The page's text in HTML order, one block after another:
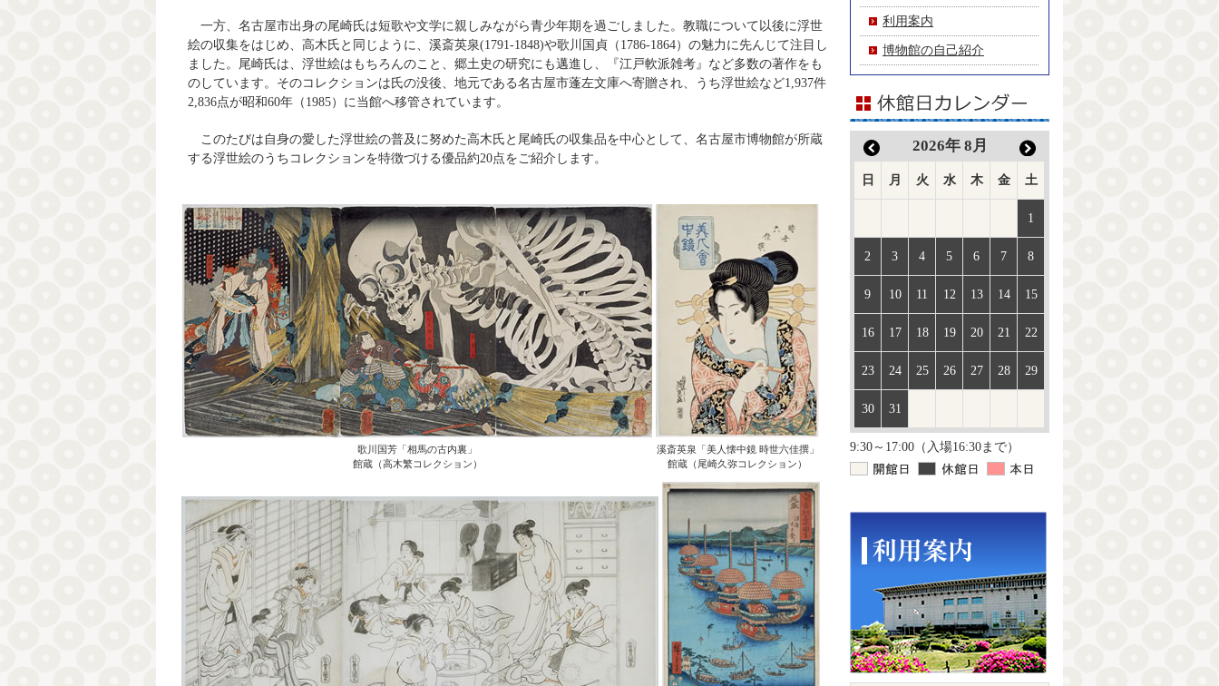
一方、名古屋市出身の尾崎氏は短歌や文学に親しみながら青少年期を過ごしました。教職について以後に浮世
絵の収集をはじめ、高木氏と同じように、溪斎英泉(1791-1848)や歌川国貞（1786-1864）の魅力に先んじて注目し
ました。尾崎氏は、浮世絵はもちろんのこと、郷土史の研究にも邁進し、『江戸軟派雑考』など多数の著作をも
のしています。そのコレクションは氏の没後、地元である名古屋市蓬左文庫へ寄贈され、うち浮世絵など1,937件
2,836点が昭和60年（1985）に当館へ移管されています。
このたびは自身の愛した浮世絵の普及に努めた高木氏と尾崎氏の収集品を中心として、名古屋市博物館が所蔵
する浮世絵のうちコレクションを特徴づける優品約20点をご紹介します。
歌川国芳「相馬の古内裏」
館蔵（高木繁コレクション）
溪斎英泉「美人懐中鏡 時世六佳撰」
館蔵（尾崎久弥コレクション）
利用案内
博物館の自己紹介
2026年 8月
日 月 火 水 木 金 土
1
2 3 4 5 6 7 8
9 10 11 12 13 14 15
16 17 18 19 20 21 22
23 24 25 26 27 28 29
30 31
9:30～17:00（入場16:30まで）